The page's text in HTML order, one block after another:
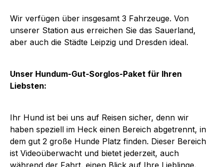
Wir verfügen über insgesamt 3 Fahrzeuge. Von
unserer Station aus erreichen Sie das Sauerland,
aber auch die Städte Leipzig und Dresden ideal.
Unser Hundum-Gut-Sorglos-Paket für Ihren
Liebsten:
Ihr Hund ist bei uns auf Reisen sicher, denn wir
haben speziell im Heck einen Bereich abgetrennt, in
dem gut 2 große Hunde Platz finden. Dieser Bereich
ist Videoüberwacht und bietet jederzeit, auch
während der Fahrt, einen Blick auf Ihre Lieblinge.